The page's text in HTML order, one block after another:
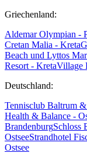
Griechenland:
Aldemar Olympian -
Cretan Malia - Kreta
Beach und Lyttos
Resort - KretaVillage
Deutschland:
Tennisclub Baltrum
Health & Balance -
BrandenburgSchloss
OstseeStrandhotel
Ostsee